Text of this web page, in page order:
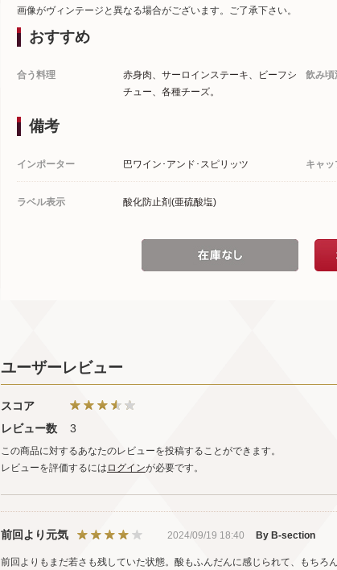
画像がヴィンテージと異なる場合がございます。ご了承下さい。
おすすめ
合う料理
赤身肉、サーロインステーキ、ビーフシ
チュー、各種チーズ。
飲み頃
備考
インポーター 巴ワイン･アンド･スピリッツ キャ
ラベル表示 酸化防止剤(亜硫酸塩)
ユーザーレビュー
スコア
レビュー数
3
この商品に対するあなたのレビューを投稿することができます。
レビューを評価するには ログインが必要です。
前回より元気 2024/09/19 18:40 By B-section
前回よりもまだ若さも残していた状態。酸もふんだんに感じられて、もち